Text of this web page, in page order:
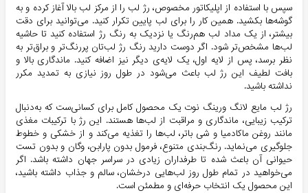
سپس با استفاده از اپلیکاتور مخصوص، رژ لب را از مرکز لب بالا آغاز کرده و به
گوشه‌ها بکشید. همین کار را برای لب پایین تکرار کنید. می‌توانید برای دقت
بیشتر، از یک مداد لب هم‌رنگ یا نزدیک به رنگ رژ استفاده کنید تا حاشیه
لب‌ها مشخص‌تر شود. اگر دوست دارید رنگ رژ لب‌تان پررنگ‌تر و براق‌تر به
نظر برسد، پس از لایه اول، یک لایه‌ی دیگر نیز اضافه کنید. ماندگاری بالا و
بافت لطیف این رژ لب باعث می‌شود در طول روز نیازی به تمدید مکرر
نداشته باشید.
رژ لب مایع لانگ ورینگ نوت یک محصول کامل برای کسانی‌ست که به‌دنبال
ترکیب زیبایی، ماندگاری و مراقبت از لب‌ها هستند. این رژ با ترکیبات مغذی
مانند روغن ماکادمیا و شی باتر، لب‌ها را تغذیه می‌کند و از خشکی و خطوط
جلوگیری می‌نماید. رنگ‌بندی متنوع، فرمول بدون پارابن، وگان و بدون تست
حیوانی آن باعث شده تا طرفداران زیادی در سراسر جهان داشته باشد. اگر
می‌خواهید در تمام طول روز لب‌هایی درخشان، سالم و جذاب داشته باشید،
این محصول یک انتخاب حرفه‌ای و مطمئن است.